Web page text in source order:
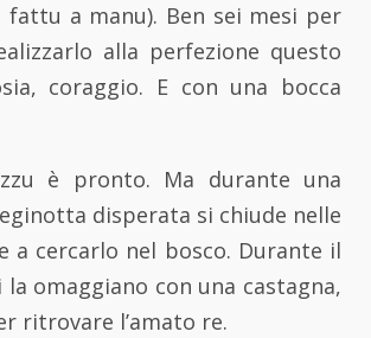
fattu a manu). Ben sei mesi per
alla perfezione questo
coraggio. E con una bocca
è pronto. Ma durante una
disperata si chiude nelle
a cercarlo nel bosco. Durante il
omaggiano con una castagna,
ritrovare l’amato re.